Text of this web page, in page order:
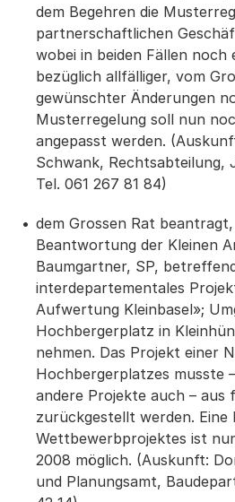
dem Begehren die
partnerschaftlichen
wobei in beiden Fällen noch
bezüglich allfälliger, vom
gewünschter Änderungen
Musterregelung soll nun
angepasst werden.
Schwank, Rechtsabteilung,
Tel. 061 267 81 84)
dem Grossen Rat
Beantwortung der Kleinen
Baumgartner, SP,
interdepartementales
Aufwertung Kleinbasel»;
Hochbergerplatz in
nehmen. Das Projekt einer
Hochbergerplatzes musste
andere Projekte auch – aus
zurückgestellt werden. Eine
Wettbewerbprojektes ist
2008 möglich. (Auskunft:
und Planungsamt,